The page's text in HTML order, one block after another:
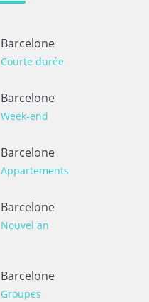
Barcelone
Courte durée
Barcelone
Week-end
Barcelone
Appartements
Barcelone
Nouvel an
Barcelone
Groupes